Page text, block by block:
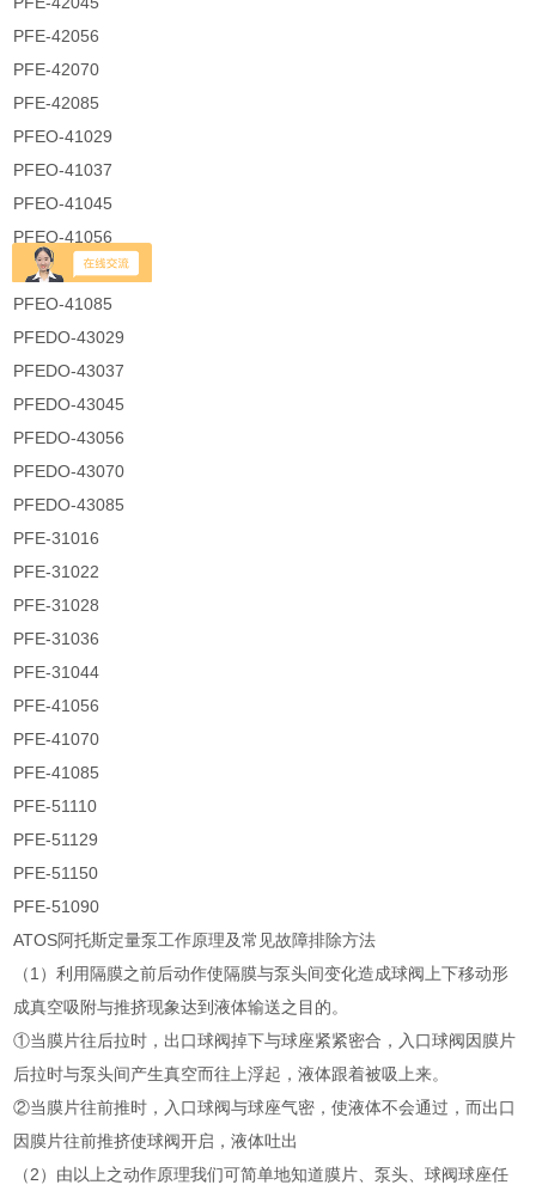
PFE-42056
PFE-42070
PFE-42085
PFEO-41029
PFEO-41037
PFEO-41045
PFEO-41056
PFEO-41070
PFEO-41085
PFEDO-43029
PFEDO-43037
PFEDO-43045
PFEDO-43056
PFEDO-43070
PFEDO-43085
PFE-31016
PFE-31022
PFE-31028
PFE-31036
PFE-31044
PFE-41056
PFE-41070
PFE-41085
PFE-51110
PFE-51129
PFE-51150
PFE-51090
ATOS阿托斯定量泵工作原理及常见故障排除方法
（1）利用隔膜之前后动作使隔膜与泵头间变化造成球阀上下移动形
成真空吸附与推挤现象达到液体输送之目的。
①当膜片往后拉时，出口球阀掉下与球座紧紧密合，入口球阀因膜片
后拉时与泵头间产生真空而往上浮起，液体跟着被吸上来。
②当膜片往前推时，入口球阀与球座气密，使液体不会通过，而出口
因膜片往前推挤使球阀开启，液体吐出
（2）由以上之动作原理我们可简单地知道膜片、泵头、球阀球座任